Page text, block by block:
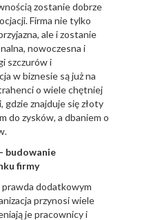
zostanie dobrze
Firma nie tylko
ale i zostanie
nowoczesna i
szczurów i
w biznesie są już na
o wiele chętniej
gdzie znajduje się złoty
do zysków, a dbaniem o
budowanie
firmy
dodatkowym
przynosi wiele
je pracownicy i